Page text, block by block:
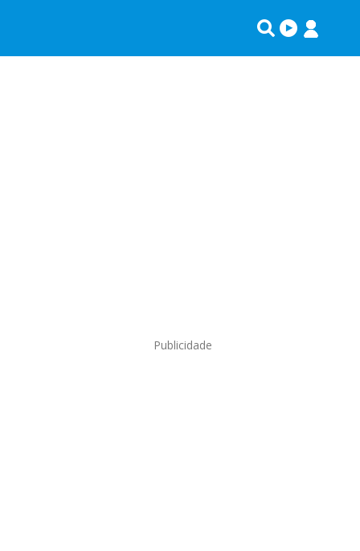
Publicidade